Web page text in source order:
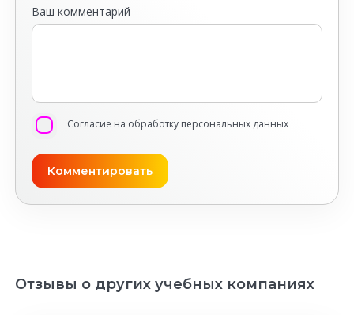
Ваш комментарий
Согласие на обработку персональных данных
Отзывы о других учебных компаниях